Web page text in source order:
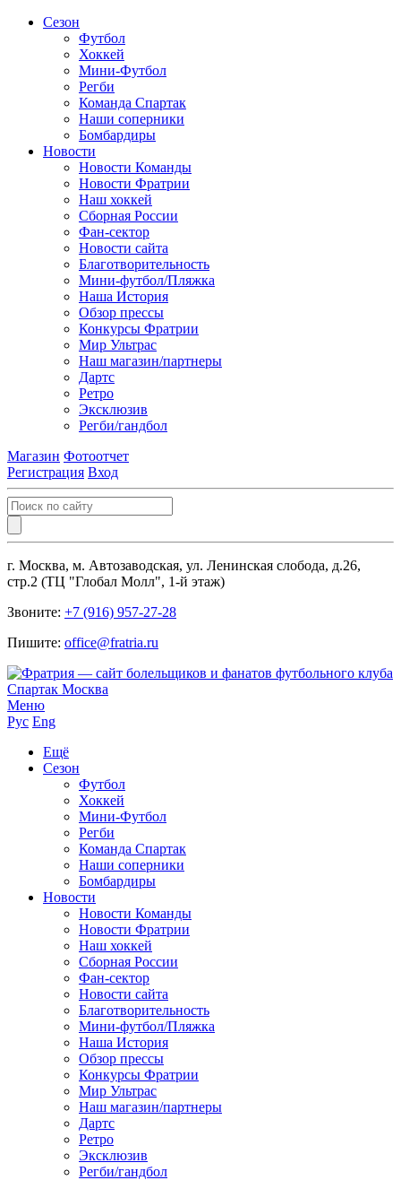
Сезон
Футбол
Хоккей
Мини-Футбол
Регби
Команда Спартак
Наши соперники
Бомбардиры
Новости
Новости Команды
Новости Фратрии
Наш хоккей
Сборная России
Фан-cектор
Новости сайта
Благотворительность
Мини-футбол/Пляжка
Наша История
Обзор прессы
Конкурсы Фратрии
Мир Ультрас
Наш магазин/партнеры
Дартс
Ретро
Эксклюзив
Регби/гандбол
Магазин Фотоотчет
Регистрация Вход
г. Москва, м. Автозаводская, ул. Ленинская слобода, д.26,
стр.2 (ТЦ "Глобал Молл", 1-й этаж)
Звоните: +7 (916) 957-27-28
Пишите: office@fratria.ru
Меню
Рус Eng
Ещё
Сезон
Футбол
Хоккей
Мини-Футбол
Регби
Команда Спартак
Наши соперники
Бомбардиры
Новости
Новости Команды
Новости Фратрии
Наш хоккей
Сборная России
Фан-cектор
Новости сайта
Благотворительность
Мини-футбол/Пляжка
Наша История
Обзор прессы
Конкурсы Фратрии
Мир Ультрас
Наш магазин/партнеры
Дартс
Ретро
Эксклюзив
Регби/гандбол